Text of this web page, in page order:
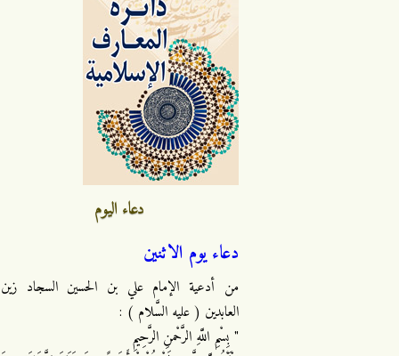
دعاء اليوم
دعاء يوم الاثنين
من أدعية الإمام علي بن الحسين السجاد زين
العابدين ( عليه السَّلام ) :
" بِسْمِ اللَّهِ الرَّحْمنِ الرَّحِيمِ